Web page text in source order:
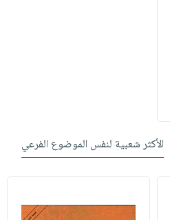
الأكثر شعبية لنفس الموضوع الفرعي